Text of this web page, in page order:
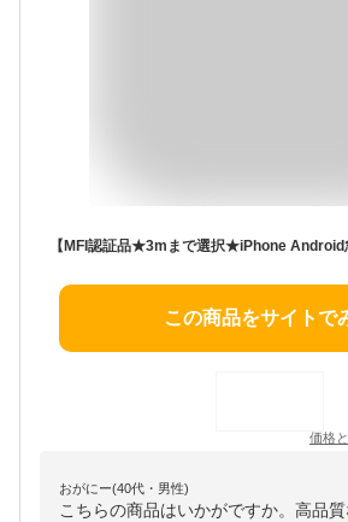
この商品をサイトで
価格
おがにー(40代・男性)
こちらの商品はいかがですか。高品